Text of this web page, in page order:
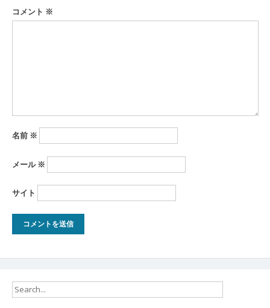
シ
コメント ※
名前 ※
メール ※
サイト